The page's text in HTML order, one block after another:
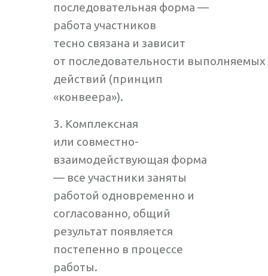
последовательная форма —
работа участников
тесно связана и зависит
от последовательности выполняемых
действий (принцип
«конвеера»).
3. Комплексная
или совместно-
взаимодействующая форма
— все участники заняты
работой одновременно и
согласованно, общий
результат появляется
постепенно в процессе
работы.